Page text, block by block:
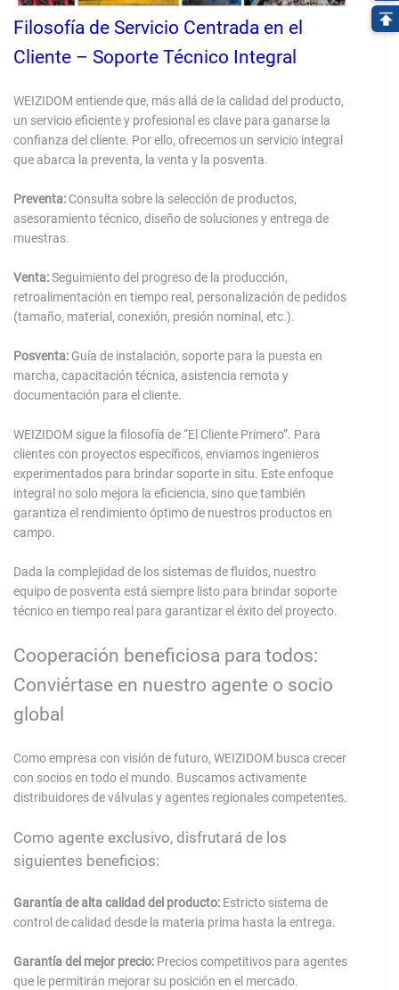
Filosofía de Servicio Centrada en el
Cliente – Soporte Técnico Integral
WEIZIDOM entiende que, más allá de la calidad del producto,
un servicio eficiente y profesional es clave para ganarse la
confianza del cliente. Por ello, ofrecemos un servicio integral
que abarca la preventa, la venta y la posventa.
Preventa: Consulta sobre la selección de productos,
asesoramiento técnico, diseño de soluciones y entrega de
muestras.
Venta:Seguimiento del progreso de la producción,
retroalimentación en tiempo real, personalización de pedidos
(tamaño, material, conexión, presión nominal, etc.).
Posventa: Guía de instalación, soporte para la puesta en
marcha, capacitación técnica, asistencia remota y
documentación para el cliente.
WEIZIDOM sigue la filosofía de “El Cliente Primero”. Para
clientes con proyectos específicos, enviamos ingenieros
experimentados para brindar soporte in situ. Este enfoque
integral no solo mejora la eficiencia, sino que también
garantiza el rendimiento óptimo de nuestros productos en
campo.
Dada la complejidad de los sistemas de fluidos, nuestro
equipo de posventa está siempre listo para brindar soporte
técnico en tiempo real para garantizar el éxito del proyecto.
Cooperación beneficiosa para todos:
Conviértase en nuestro agente o socio
global
Como empresa con visión de futuro, WEIZIDOM busca crecer
con socios en todo el mundo. Buscamos activamente
distribuidores de válvulas y agentes regionales competentes.
Como agente exclusivo, disfrutará de los
siguientes beneficios:
Garantía de alta calidad del producto: Estricto sistema de
control de calidad desde la materia prima hasta la entrega.
Garantía del mejor precio: Precios competitivos para agentes
que le permitirán mejorar su posición en el mercado.